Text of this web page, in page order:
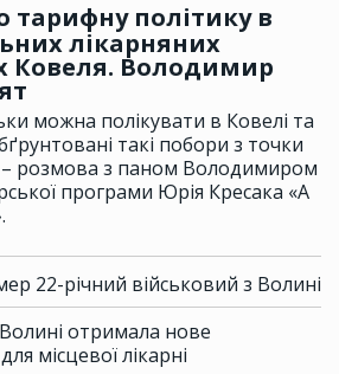
тарифну політику в
лікарняних
Ковеля. Володимир
можна полікувати в Ковелі та
такі побори з точки
– розмова з паном Володимиром
програми Юрія Кресака «А
22-річний військовий з Волині
отримала нове
місцевої лікарні